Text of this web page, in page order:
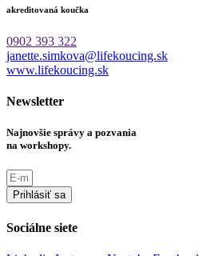
akreditovaná koučka
0902 393 322
janette.simkova@lifekoucing.sk
www.lifekoucing.sk
Newsletter
Najnovšie správy a pozvania
na workshopy.
Prihlásiť sa
Sociálne siete